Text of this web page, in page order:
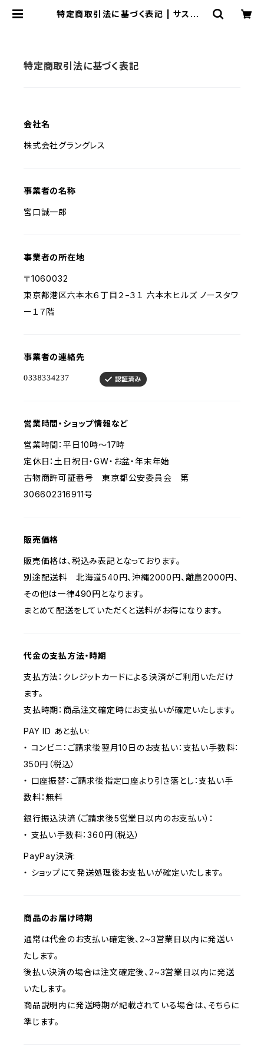
特定商取引法に基づく表記 | サステナ
特定商取引法に基づく表記
会社名
株式会社グラングレス
事業者の名称
宮口誠一郎
事業者の所在地
〒1060032
東京都港区六本木６丁目２−３１ 六本木ヒルズ ノースタワ
ー１７階
事業者の連絡先
営業時間・ショップ情報など
営業時間：平日10時〜17時
定休日：土日祝日・GW・お盆・年末年始
古物商許可証番号 東京都公安委員会 第
306602316911号
販売価格
販売価格は、税込み表記となっております。
別途配送料 北海道540円、沖縄2000円、離島2000円、
その他は一律490円となります。
まとめて配送をしていただくと送料がお得になります。
代金の支払方法・時期
支払方法：クレジットカードによる決済がご利用いただけ
ます。
支払時期：商品注文確定時にお支払いが確定いたします。
PAY ID あと払い:
・ コンビニ：ご請求後翌月10日のお支払い：支払い手数料：
350円（税込）
・ 口座振替：ご請求後指定口座より引き落とし：支払い手
数料：無料
銀行振込決済（ご請求後5営業日以内のお支払い）：
・ 支払い手数料：360円（税込）
PayPay決済:
・ ショップにて発送処理後お支払いが確定いたします。
商品のお届け時期
通常は代金のお支払い確定後、2~3営業日以内に発送い
たします。
後払い決済の場合は注文確定後、2~3営業日以内に発送
いたします。
商品説明内に発送時期が記載されている場合は、そちらに
準じます。